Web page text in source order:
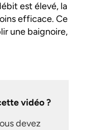
est élevé, la
efficace. Ce
une baignoire,
vidéo ?
devez